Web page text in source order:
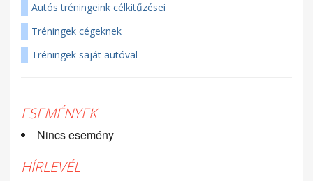
Autós tréningeink célkitűzései
Tréningek cégeknek
Tréningek saját autóval
ESEMÉNYEK
Nincs esemény
HÍRLEVÉL